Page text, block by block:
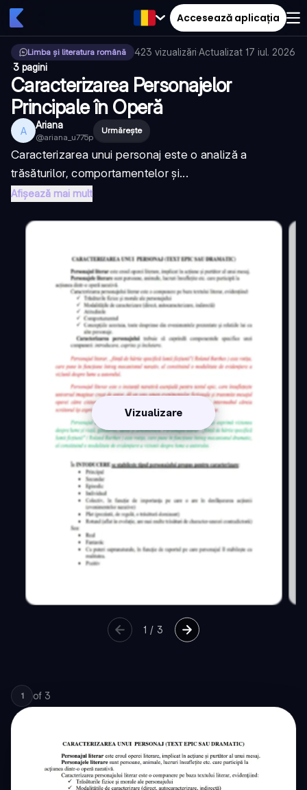
Accesează aplicația
Limba și literatura română 423 vizualizări·Actualizat 17 iul. 2026
·3 pagini
Caracterizarea Personajelor
Principale în Operă
A Ariana
@ariana_u775p
Urmărește
Caracterizarea unui personaj este o analiză a
trăsăturilor, comportamentelor și...
Afișează mai mult
Vizualizare
1 / 3
1 of 3